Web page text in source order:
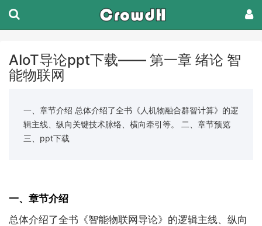
AIoT导论ppt下载—— 第一章 绪论 智
能物联网
一、章节介绍 总体介绍了全书《人机物融合群智计算》的逻
辑主线、纵向关键技术脉络、横向牵引等。 二、章节预览
三、ppt下载
一、章节介绍
总体介绍了全书《智能物联网导论》的逻辑主线、纵向